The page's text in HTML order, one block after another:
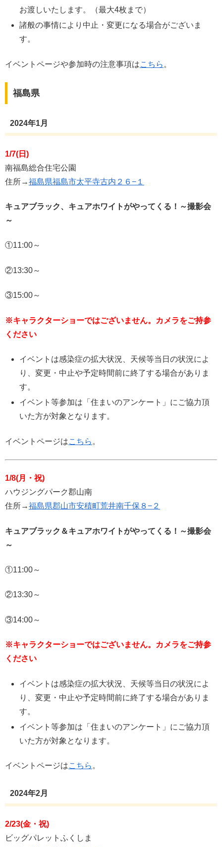
お渡しいたします。（最大4枚まで）
諸般の事情により中止・変更になる場合がございま
す。
イベントページや参加時の注意事項はこちら 。
福島県
2024年1月
1/7(日)
南福島総合住宅公園
住所→福島県福島市太平寺古内２６−１
キュアブラック、キュアホワイトがやってくる！～撮影会
～
①11:00～
②13:30～
③15:00～
※キャラクターショーではございません。カメラをご持参
ください
イベントは感染症の拡大状況、天候等当日の状況によ
り、変更・中止や予定時間前に終了する場合がありま
す。
イベント等参加は「住まいのアンケート」にご協力頂
いた方が対象となります。
イベントページはこちら 。
1/8(月・祝)
ハウジングパーク郡山南
住所→福島県郡山市安積町荒井南千保８−２
キュアブラック＆キュアホワイトがやってくる！～撮影会
～
①11:00～
②13:30～
③14:00～
※キャラクターショーではございません。カメラをご持参
ください
イベントは感染症の拡大状況、天候等当日の状況によ
り、変更・中止や予定時間前に終了する場合がありま
す。
イベント等参加は「住まいのアンケート」にご協力頂
いた方が対象となります。
イベントページはこちら 。
2024年2月
2/23(金・祝)
ビッグパレットふくしま